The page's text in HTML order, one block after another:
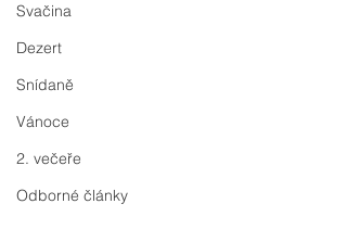
Svačina
Dezert
Snídaně
Vánoce
2. večeře
Odborné články